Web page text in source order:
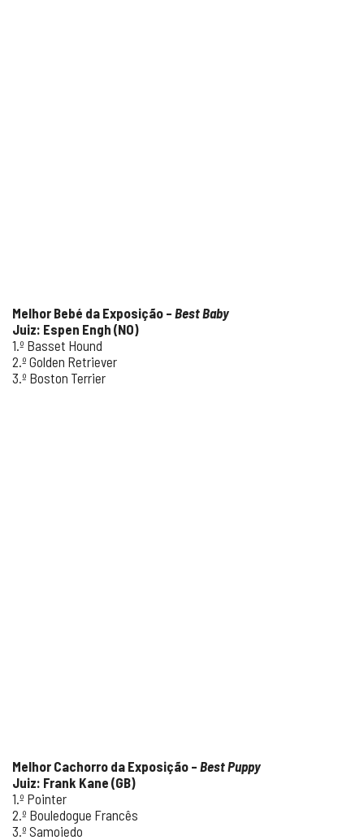
Melhor Bebé da Exposição – Best Baby
Juiz: Espen Engh (NO)
1.º Basset Hound
2.º Golden Retriever
3.º Boston Terrier
Melhor Cachorro da Exposição – Best Puppy
Juiz: Frank Kane (GB)
1.º Pointer
2.º Bouledogue Francês
3.º Samoiedo